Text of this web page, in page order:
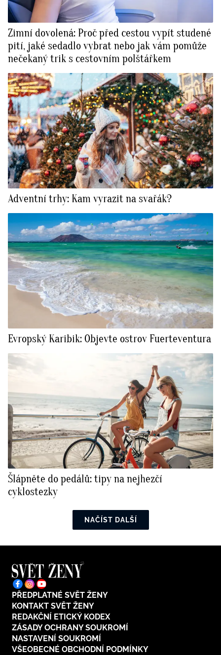
Zimní dovolená: Proč před cestou vypít studené
pití, jaké sedadlo vybrat nebo jak vám pomůže
nečekaný trik s cestovním polštářkem
Adventní trhy: Kam vyrazit na svařák?
Evropský Karibik: Objevte ostrov Fuerteventura
Šlápněte do pedálů: tipy na nejhezčí
cyklostezky
NAČÍST DALŠÍ
PŘEDPLATNÉ SVĚT ŽENY
KONTAKT SVĚT ŽENY
REDAKČNÍ ETICKÝ KODEX
ZÁSADY OCHRANY SOUKROMÍ
NASTAVENÍ SOUKROMÍ
VŠEOBECNÉ OBCHODNÍ PODMÍNKY